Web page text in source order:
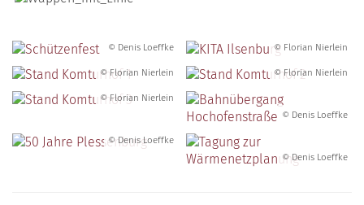
© Denis Loeffke © Florian Nierlein
© Florian Nierlein © Florian Nierlein
© Florian Nierlein
© Denis Loeffke
© Denis Loeffke
© Denis Loeffke